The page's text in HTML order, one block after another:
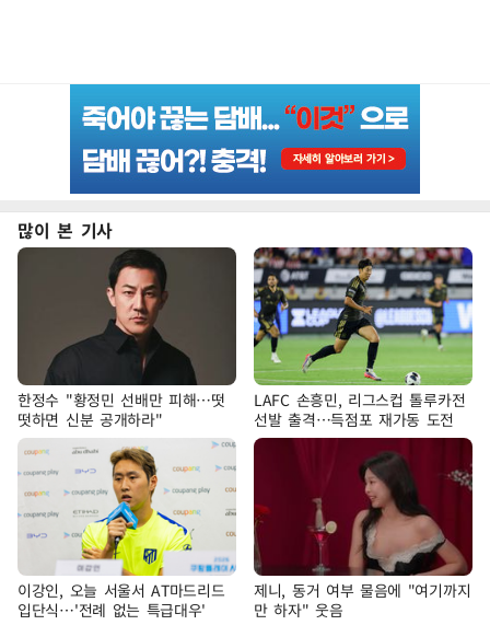
많이 본 기사
한정수 "황정민 선배만 피해…떳
떳하면 신분 공개하라"
LAFC 손흥민, 리그스컵 톨루카전
선발 출격…득점포 재가동 도전
이강인, 오늘 서울서 AT마드리드
입단식…'전례 없는 특급대우'
제니, 동거 여부 물음에 "여기까지
만 하자" 웃음